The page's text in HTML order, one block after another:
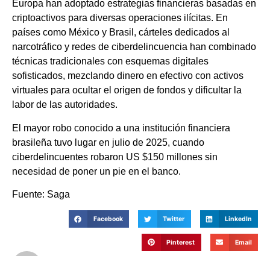
Europa han adoptado estrategias financieras basadas en
criptoactivos para diversas operaciones ilícitas. En
países como México y Brasil, cárteles dedicados al
narcotráfico y redes de ciberdelincuencia han combinado
técnicas tradicionales con esquemas digitales
sofisticados, mezclando dinero en efectivo con activos
virtuales para ocultar el origen de fondos y dificultar la
labor de las autoridades.
El mayor robo conocido a una institución financiera
brasileña tuvo lugar en julio de 2025, cuando
ciberdelincuentes robaron US $150 millones sin
necesidad de poner un pie en el banco.
Fuente: Saga
Facebook Twitter LinkedIn
Pinterest Email